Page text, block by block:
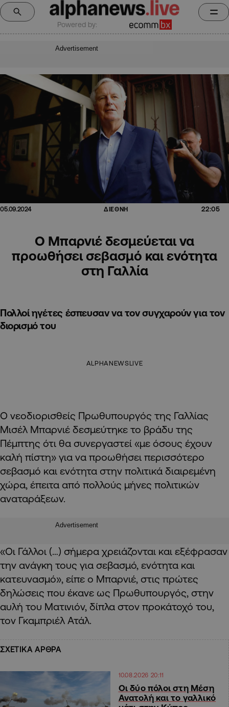
Powered by:
Advertisement
05.09.2024 ΔΙΕΘΝΗ 22:05
O Μπαρνιέ δεσμεύεται να
προωθήσει σεβασμό και ενότητα
στη Γαλλία
Πολλοί ηγέτες έσπευσαν να τον συγχαρούν για τον
διορισμό του
ALPHANEWSLIVE
Ο νεοδιορισθείς Πρωθυπουργός της Γαλλίας
Μισέλ Μπαρνιέ δεσμεύτηκε το βράδυ της
Πέμπτης ότι θα συνεργαστεί «με όσους έχουν
καλή πίστη» για να προωθήσει περισσότερο
σεβασμό και ενότητα στην πολιτικά διαιρεμένη
χώρα, έπειτα από πολλούς μήνες πολιτικών
αναταράξεων.
Advertisement
«Οι Γάλλοι (…) σήμερα χρειάζονται και εξέφρασαν
την ανάγκη τους για σεβασμό, ενότητα και
κατευνασμό», είπε ο Μπαρνιέ, στις πρώτες
δηλώσεις που έκανε ως Πρωθυπουργός, στην
αυλή του Ματινιόν, δίπλα στον προκάτοχό του,
τον Γκαμπριέλ Ατάλ.
ΣΧΕΤΙΚΑ ΑΡΘΡΑ
10.08.2026 20:11
Οι δύο πόλοι στη Μέση
Ανατολή και το γαλλικό